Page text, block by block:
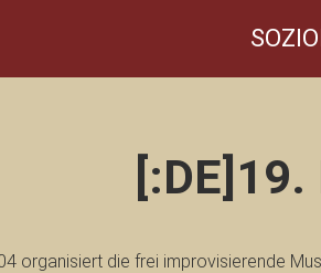
[:DE]19.
organisiert die frei improvisierende